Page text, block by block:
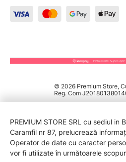
© 2026 Premium Store,
Reg. Com
PREMIUM STORE SRL cu sediul in
Caramfil nr 87, prelucrează
Operator de date cu caracter
vor fi utilizate în următoarele